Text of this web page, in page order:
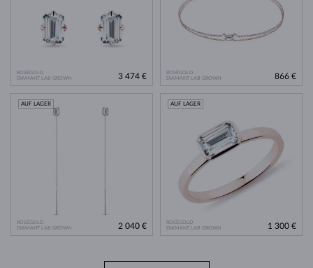
ROSÉGOLD
DIAMANT LAB GROWN
3 474 €
ROSÉGOLD
DIAMANT LAB GROWN
866 €
ROSÉGOLD
DIAMANT LAB GROWN
AUF LAGER
2 040 €
ROSÉGOLD
DIAMANT LAB GROWN
AUF LAGER
1 300 €